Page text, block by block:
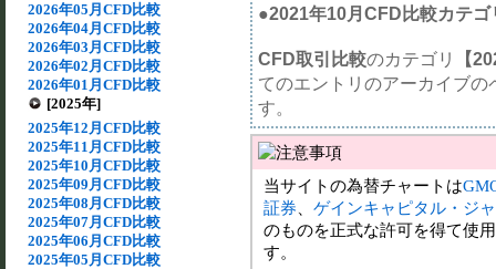
2026年05月CFD比較
2026年04月CFD比較
2026年03月CFD比較
2026年02月CFD比較
2026年01月CFD比較
[2025年]
2025年12月CFD比較
2025年11月CFD比較
2025年10月CFD比較
2025年09月CFD比較
2025年08月CFD比較
2025年07月CFD比較
2025年06月CFD比較
2025年05月CFD比較
●2021年10月CFD比較カテゴ
CFD取引比較のカテゴリ
【
てのエントリのアーカイブ
す。
当サイトの為替チャートは
証券
ゲインキャピタル・ジ
のものを正式な許可を得て使
す。